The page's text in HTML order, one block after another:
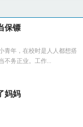
保镖
青年，在校时是人人都想搭
不务正业。工作...
妈妈